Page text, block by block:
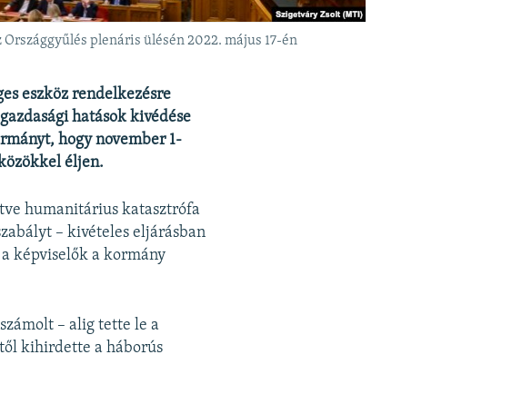
plenáris ülésén 2022. május 17-én
eszköz rendelkezésre
hatások kivédése
hogy november 1-
éljen.
humanitárius katasztrófa
– kivételes eljárásban
képviselők a kormány
– alig tette le a
kihirdette a háborús